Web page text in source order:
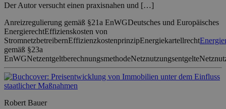
Der Autor versucht einen praxisnahen und […]
Anreizregulierung gemäß §21a EnWGDeutsches und Europäisches
EnergierechtEffizienskosten von
StromnetzbetreibernEffizienzkostenprinzipEnergiekartellrecht
gemäß §23a
EnWGNetzentgeltberechnungsmethodeNetznutzungsentgelte
Robert Bauer